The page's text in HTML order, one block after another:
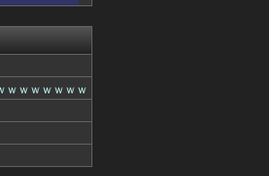
ｗｗｗｗｗｗｗ